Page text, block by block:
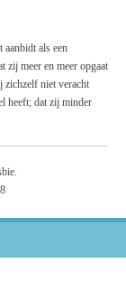
als een
zij meer en meer opgaat
zichzelf niet veracht
heeft; dat zij minder